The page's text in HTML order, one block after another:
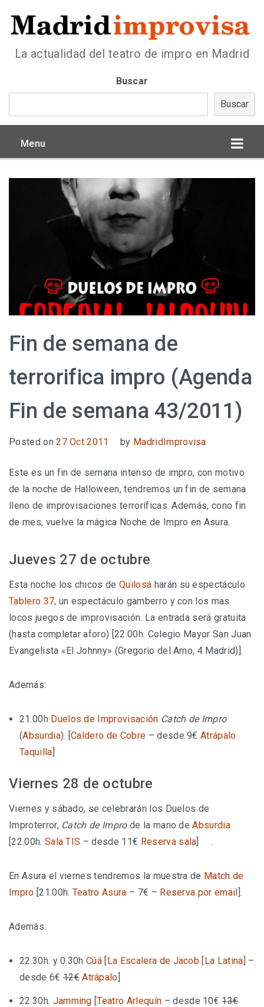
La actualidad del teatro de impro en Madrid
Buscar
Buscar
Menu
Fin de semana de
terrorifica impro (Agenda
Fin de semana 43/2011)
Posted on27 Oct 2011 by MadridImprovisa
Este es un fin de semana intenso de impro, con motivo
de la noche de Halloween, tendremos un fin de semana
lleno de improvisaciones terroríficas. Además, cono fin
de mes, vuelve la mágica Noche de Impro en Asura.
Jueves 27 de octubre
Esta noche los chicos deQuilosá harán su espectáculo
Tablero 37, un espectáculo gamberro y con los mas
locos juegos de improvisación. La entrada será gratuita
(hasta completar aforo) [22.00h. Colegio Mayor San Juan
Evangelista «El Johnny» (Gregorio del Amo, 4 Madrid)].
Además:
21.00h Duelos de Improvisación Catch de Impro
(Absurdia). [Caldero de Cobre – desde 9€Atrápalo
Taquilla]
Viernes 28 de octubre
Viernes y sábado, se celebrarán los Duelos de
Improterror, Catch de Improde la mano deAbsurdia
[22.00h. Sala TIS – desde 11€ Reserva sala] .
En Asura el viernes tendremos la muestra de Match de
Impro [21.00h. Teatro Asura – 7€ – Reserva por email].
Además:
22.30h. y 0.30hCüá [La Escalera de Jacob [La Latina] –
desde 6€ 12€ Atrápalo]
22.30h. Jamming [Teatro Arlequín – desde 10€13€